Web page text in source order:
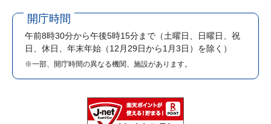
開庁時間
午前8時30分から午後5時15分まで （土曜日、日曜日、祝
日、休日、年末年始（12月29日から1月3日）を除く）
※一部、開庁時間の異なる機関、施設があります。